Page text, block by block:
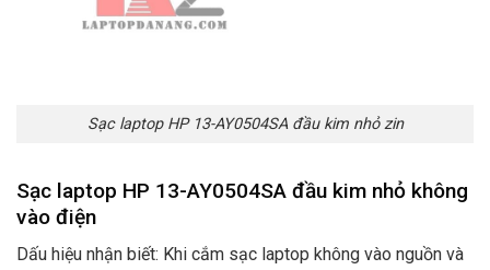
Sạc laptop HP 13-AY0504SA đầu kim nhỏ zin
Sạc laptop HP 13-AY0504SA đầu kim nhỏ không
vào điện
Dấu hiệu nhận biết: Khi cắm sạc laptop không vào nguồn và